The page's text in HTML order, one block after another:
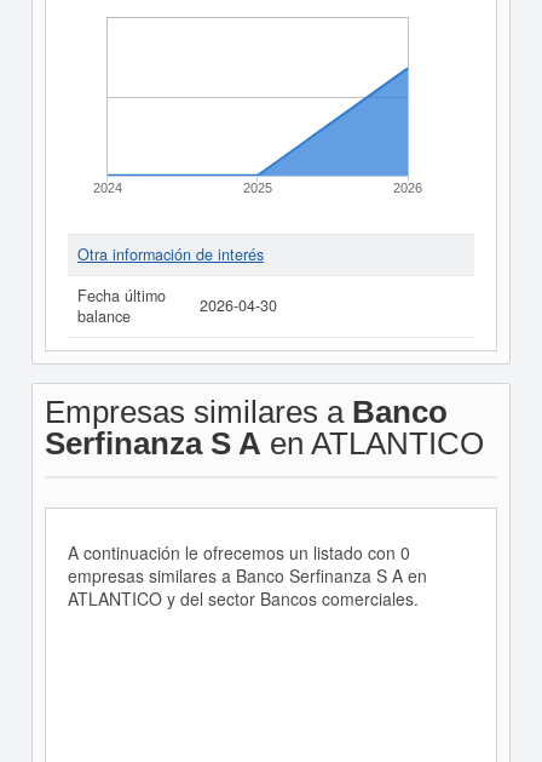
2024 2025 2026
Otra información de interés
Fecha último
balance
2026-04-30
Empresas similares a Banco
Serfinanza S A en ATLANTICO
A continuación le ofrecemos un listado con 0
empresas similares a Banco Serfinanza S A en
ATLANTICO y del sector Bancos comerciales.